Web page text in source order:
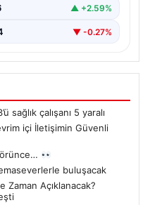
▲ +2.59%
▼ -0.27%
sağlık çalışanı 5 yaralı
içi İletişimin Güvenli
buluşacak
Zaman Açıklanacak?